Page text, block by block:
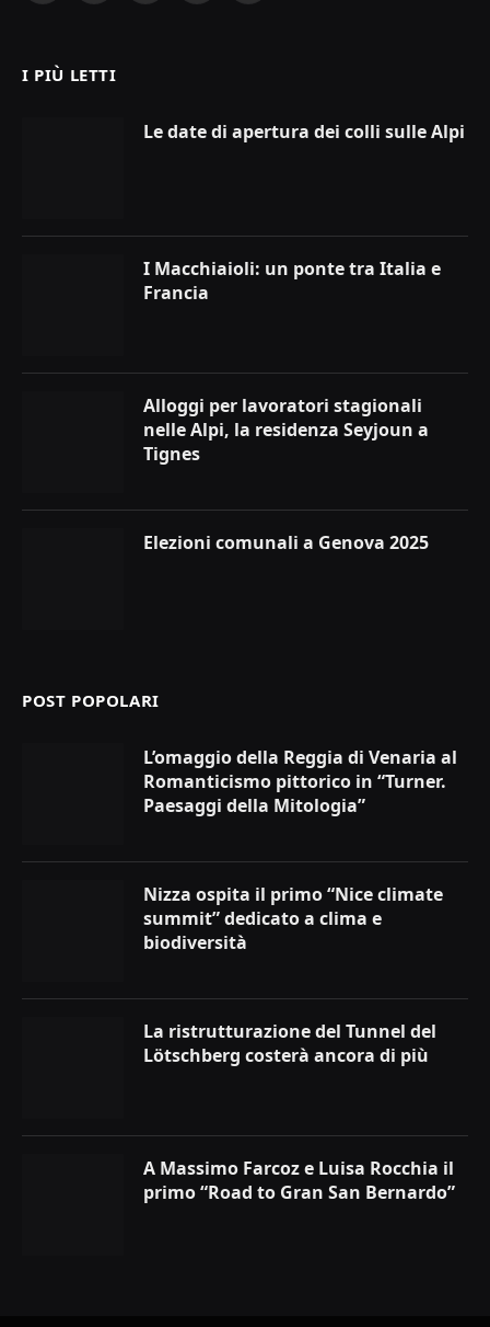
I PIÙ LETTI
Le date di apertura dei colli sulle Alpi
I Macchiaioli: un ponte tra Italia e
Francia
Alloggi per lavoratori stagionali
nelle Alpi, la residenza Seyjoun a
Tignes
Elezioni comunali a Genova 2025
POST POPOLARI
L’omaggio della Reggia di Venaria al
Romanticismo pittorico in “Turner.
Paesaggi della Mitologia”
Nizza ospita il primo “Nice climate
summit” dedicato a clima e
biodiversità
La ristrutturazione del Tunnel del
Lötschberg costerà ancora di più
A Massimo Farcoz e Luisa Rocchia il
primo “Road to Gran San Bernardo”